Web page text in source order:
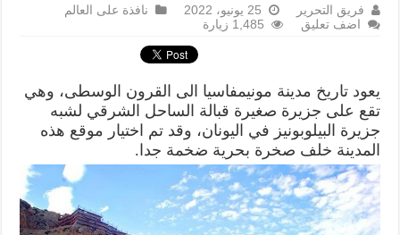
فريق التحرير 25 يونيو، 2022
نافذة على العالم
اضف تعليق
1,485 زيارة
يعود تاريخ مدينة مونيمفاسيا الى القرون الوسطى، وهي
تقع على جزيرة صغيرة قبالة الساحل الشرقي لشبه
جزيرة البيلوبونيز في اليونان، وقد تم اختيار موقع هذه
المدينة خلف صخرة بحرية ضخمة جدا.